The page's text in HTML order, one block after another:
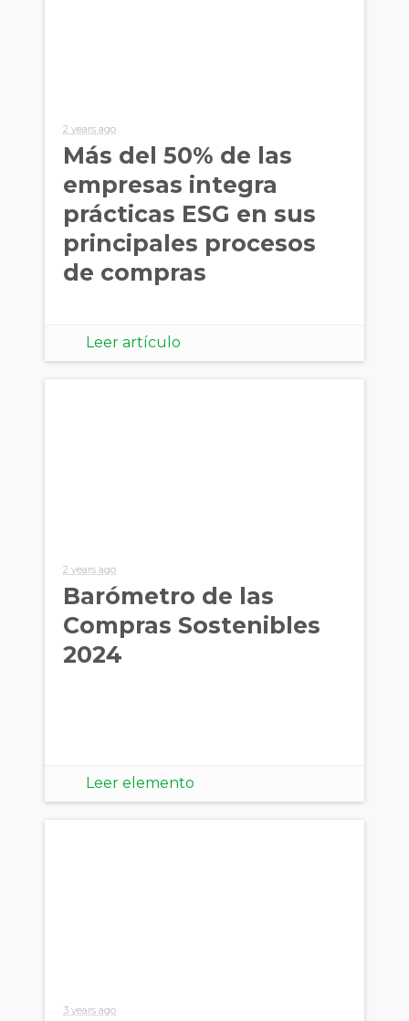
2 years ago
Más del 50% de las
empresas integra
prácticas ESG en sus
principales procesos
de compras
Leer artículo
2 years ago
Barómetro de las
Compras Sostenibles
2024
Leer elemento
3 years ago